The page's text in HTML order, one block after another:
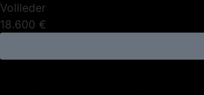
Vollleder
18.600 €